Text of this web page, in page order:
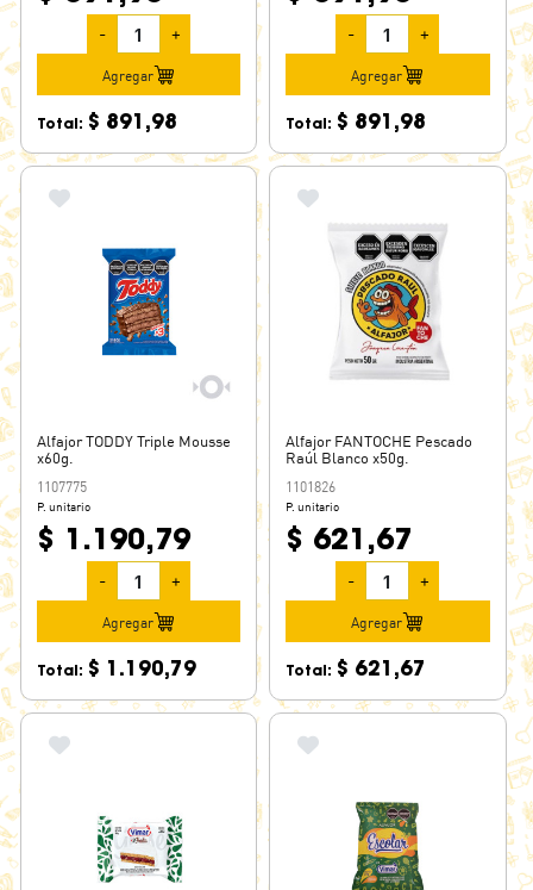
- +
Agregar
Total: $ 891,98
- +
Agregar
Total: $ 891,98
Alfajor TODDY Triple Mousse
x60g.
1107775
P. unitario
$ 1.190,79
- +
Agregar
Total: $ 1.190,79
Alfajor FANTOCHE Pescado
Raúl Blanco x50g.
1101826
P. unitario
$ 621,67
- +
Agregar
Total: $ 621,67